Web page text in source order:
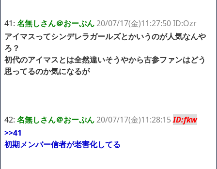
41: 名無しさん＠おーぷん20/07/17(金)11:27:50 ID:Ozr
アイマスってシンデレラガールズとかいうのが人気なんや
ろ？
初代のアイマスとは全然違いそうやから古参ファンはどう
思ってるのか気になるが
42: 名無しさん＠おーぷん20/07/17(金)11:28:15ID:fkw
>>41
初期メンバー信者が老害化してる